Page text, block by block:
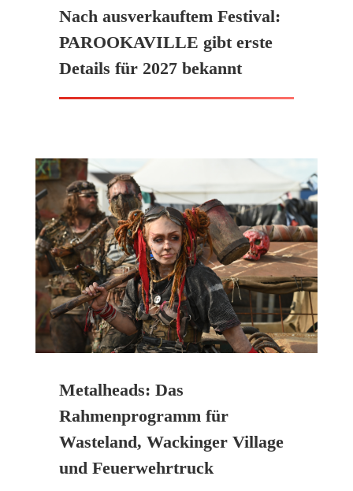
Nach ausverkauftem Festival:
PAROOKAVILLE gibt erste
Details für 2027 bekannt
Metalheads: Das
Rahmenprogramm für
Wasteland, Wackinger Village
und Feuerwehrtruck